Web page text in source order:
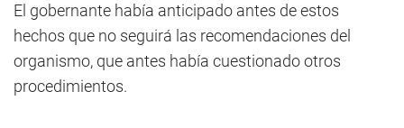
El gobernante había anticipado antes de estos
hechos que no seguirá las recomendaciones del
organismo, que antes había cuestionado otros
procedimientos.